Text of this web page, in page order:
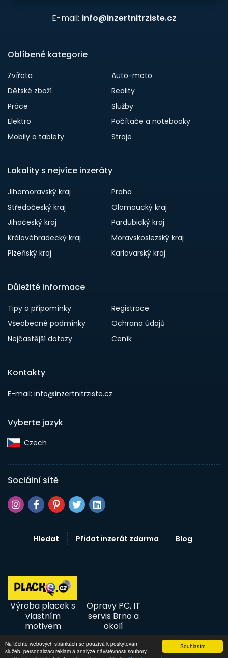
Souhlasím
Na těchto webových stránkách se používá k poskytování
služeb, personalizaci reklam a analýze návštěvnosti soubory
E-mail: info@inzertnitrziste.cz
Oblíbené kategorie
Zvířata
Auto-moto
Dětské zboží
Reality
Práce
Služby
Elektro
Počítače a notebooky
Mobily a tablety
Stroje
Lokality s nejvíce inzeráty
Jihomoravský kraj
Praha
Středočeský kraj
Olomoucký kraj
Jihočeský kraj
Pardubický kraj
Královéhradecký kraj
Moravskoslezský kraj
Plzeňský kraj
Karlovarský kraj
Důležité informace
Tipy a přípomínky
Registrace
Všeobecné podmínky
Ochrana údajů
Nejčastější dotazy
Ceník
Kontakty
E-mail: info@inzertnitrziste.cz
Vyberte jazyk
Czech‎
Sociální sítě
Hledat Přidat inzerát zdarma Blog
Výroba placek s
vlastním
motivem
Opravy PC, IT
servis Brno a
okolí
© 2026 InzertníTržiště - Inzerce, bazar